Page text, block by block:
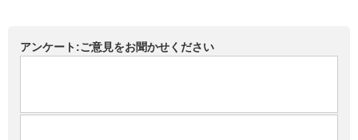
アンケート:ご意見をお聞かせください